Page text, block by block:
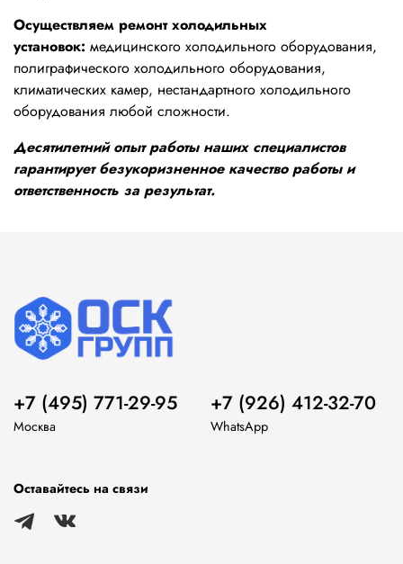
Осуществляем ремонт холодильных
установок: медицинского холодильного оборудования,
полиграфического холодильного оборудования,
климатических камер, нестандартного холодильного
оборудования любой сложности.
Десятилетний опыт работы наших специалистов
гарантирует безукоризненное качество работы и
ответственность за результат.
+7 (495) 771-29-95
Москва
+7 (926) 412-32-70
WhatsApp
Оставайтесь на связи